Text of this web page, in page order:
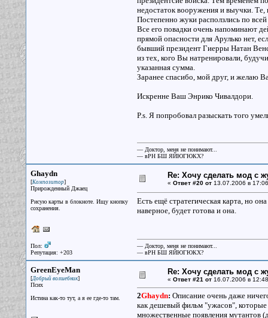
недостаток вооружения и выучки. Те,
Постепенно жуки расползлись по
Все его повадки очень напоминают
прямой опасности для Арулько нет,
бывший президент Гиерры Натан
из тех, кого Вы натренировали,
указанная сумма.
Заранее спасибо, мой друг, и желаю
Искренне Ваш Энрико Чивалдори.
P.s. Я попробовал разыскать того
— Доктор, меня не понимают...
— вРН БШ ЯЙЮГЮКХ?
Ghaydn
[Композитор]
Прирожденный Джаец
Рисую карты в блокноте. Ищу кнопку
сохранения.
Пол:
Репутация: +203
Re: Хочу сделать мод с
« Ответ #20 от13.07.2006 в
Есть ещё стратегическая карта, но
наверное, будет готова и она.
— Доктор, меня не понимают...
— вРН БШ ЯЙЮГЮКХ?
GreenEyeMan
[Добрый волшебник]
Псих
Истина как-то тут, а я ее где-то там.
Re: Хочу сделать мод с
« Ответ #21 от16.07.2006 в
2Ghaydn: Описание очень даже
как дешевый фильм "ужасов",
множественные появления